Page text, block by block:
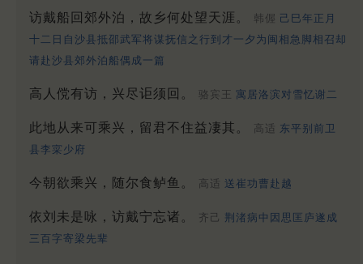
访戴船回郊外泊，故乡何处望天涯。 韩偓 己巳年正月
十二日自沙县抵邵武军将谋抚信之行到才一夕为闽相急脚相召却
请赴沙县郊外泊船偶成一篇
高人傥有访，兴尽讵须回。 骆宾王 寓居洛滨对雪忆谢二
此地从来可乘兴，留君不住益凄其。 高适 东平别前卫
县李寀少府
今朝欲乘兴，随尔食鲈鱼。 高适 送崔功曹赴越
依刘未是咏，访戴宁忘诸。 齐己 荆渚病中因思匡庐遂成
三百字寄梁先辈